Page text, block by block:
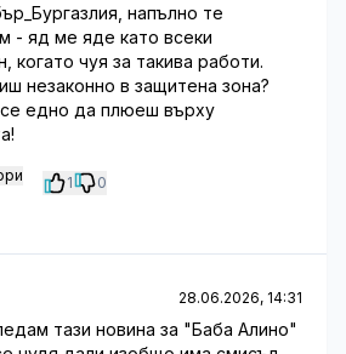
напълно те
- яд ме яде като всеки
когато чуя за такива работи.
незаконно в защитена зона?
едно да плюеш върху
1 0
28.06.2026, 14:31
тази новина за "Баба Алино"